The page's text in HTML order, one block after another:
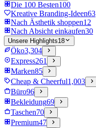
Die 100 Besten100
Kreative Branding-Ideen63
Nach Ästhetik shoppen12
Nach Absicht einkaufen30
Unsere Highlights18
Öko3,304
Express261
Marken85
Cheap & Cheerful1,003
Büro96
Bekleidung69
Taschen70
Premium47